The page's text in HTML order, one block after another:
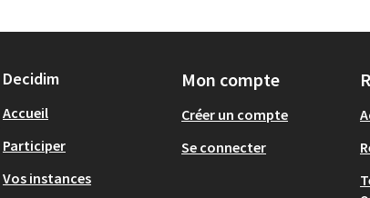
Decidim
Accueil
Participer
Vos instances
Mon compte
Créer un compte
Se connecter